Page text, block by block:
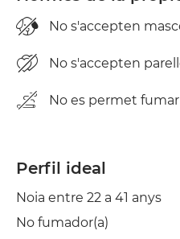
No s'accepten
No s'accepten
No es permet fumar
Perfil ideal
Noia entre 22 a 41 anys
No fumador(a)